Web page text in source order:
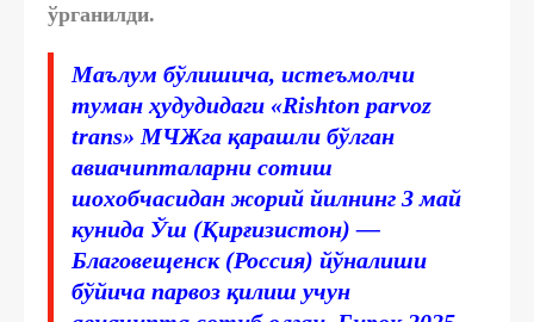
ўрганилди.
Маълум бўлишича, истеъмолчи
туман ҳудудидаги «Rishton parvoz
trans» МЧЖга қарашли бўлган
авиачипталарни сотиш
шохобчасидан жорий йилнинг 3 май
кунида Ўш (Қирғизистон) —
Благовещенск (Россия) йўналиши
бўйича парвоз қилиш учун